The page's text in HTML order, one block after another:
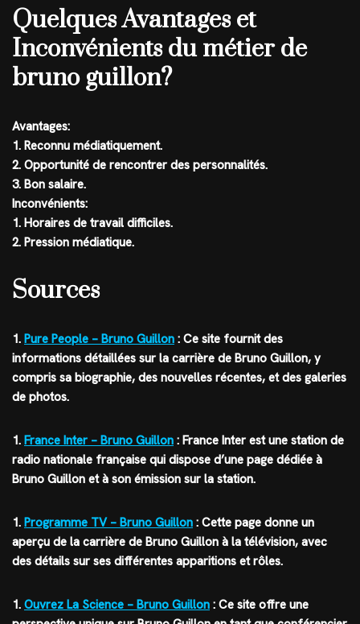
Quelques Avantages et
Inconvénients du métier de
bruno guillon?
Avantages:
1. Reconnu médiatiquement.
2. Opportunité de rencontrer des personnalités.
3. Bon salaire.
Inconvénients:
1. Horaires de travail difficiles.
2. Pression médiatique.
Sources
1. Pure People – Bruno Guillon : Ce site fournit des
informations détaillées sur la carrière de Bruno Guillon, y
compris sa biographie, des nouvelles récentes, et des galeries
de photos.
1. France Inter – Bruno Guillon : France Inter est une station de
radio nationale française qui dispose d’une page dédiée à
Bruno Guillon et à son émission sur la station.
1. Programme TV – Bruno Guillon : Cette page donne un
aperçu de la carrière de Bruno Guillon à la télévision, avec
des détails sur ses différentes apparitions et rôles.
1. Ouvrez La Science – Bruno Guillon : Ce site offre une